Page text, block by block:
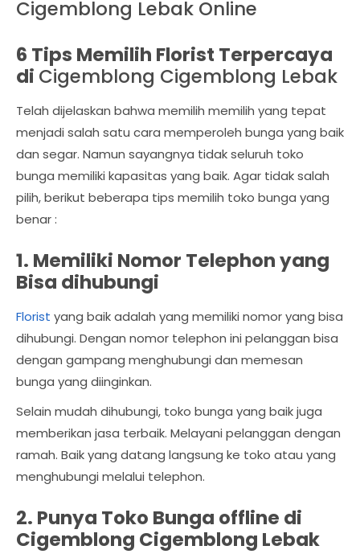
Cigemblong Lebak Online
6 Tips Memilih Florist Terpercaya
di Cigemblong Cigemblong Lebak
Telah dijelaskan bahwa memilih memilih yang tepat
menjadi salah satu cara memperoleh bunga yang baik
dan segar. Namun sayangnya tidak seluruh toko
bunga memiliki kapasitas yang baik. Agar tidak salah
pilih, berikut beberapa tips memilih toko bunga yang
benar :
1. Memiliki Nomor Telephon yang
Bisa dihubungi
Florist yang baik adalah yang memiliki nomor yang bisa
dihubungi. Dengan nomor telephon ini pelanggan bisa
dengan gampang menghubungi dan memesan
bunga yang diinginkan.
Selain mudah dihubungi, toko bunga yang baik juga
memberikan jasa terbaik. Melayani pelanggan dengan
ramah. Baik yang datang langsung ke toko atau yang
menghubungi melalui telephon.
2. Punya Toko Bunga offline di
Cigemblong Cigemblong Lebak